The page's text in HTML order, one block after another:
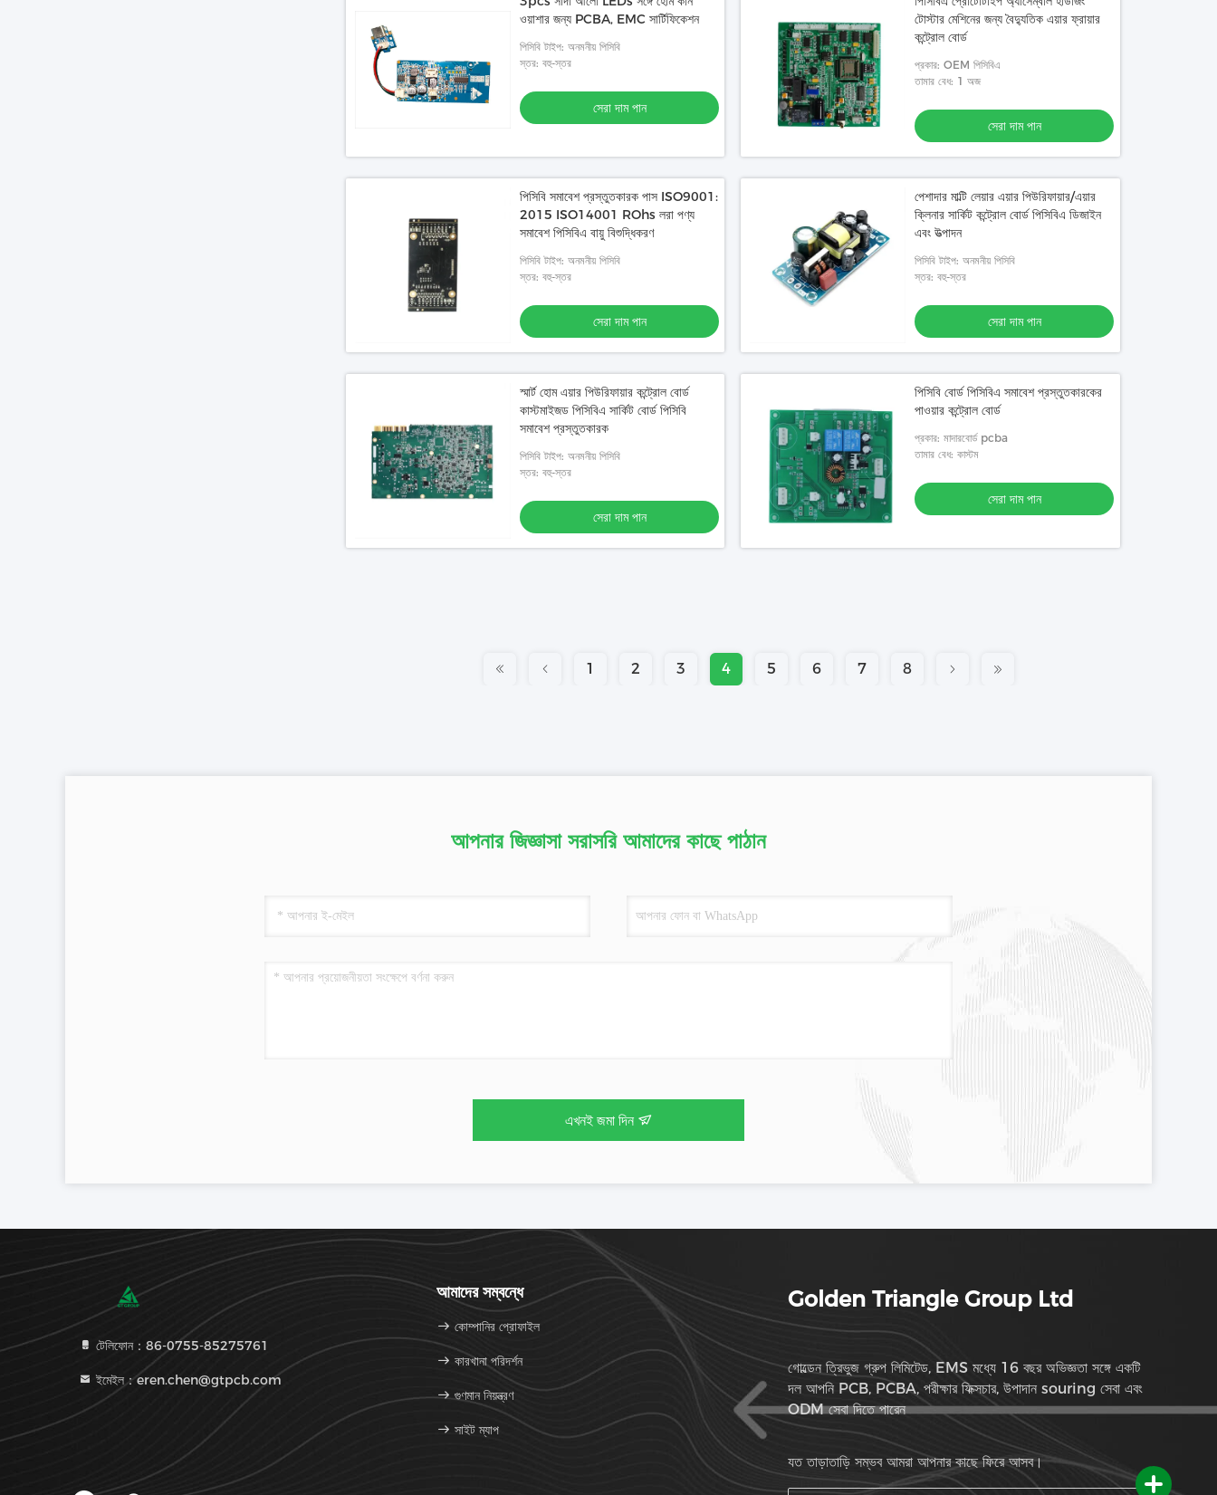
ওয়াশার জন্য PCBA, EMC সার্টিফিকেশন
পিসিবি টাইপ: অনমনীয় পিসিবি
স্তর: বহু-স্তর
সেরা দাম পান
টোস্টার মেশিনের জন্য বৈদ্যুতিক এয়ার ফ্রায়ার
কন্ট্রোল বোর্ড
প্রকার: OEM পিসিবিএ
তামার বেধ: 1 অজ
সেরা দাম পান
পিসিবি সমাবেশ প্রস্তুতকারক পাস ISO9001:
2015 ISO14001 ROhs লরা পণ্য
সমাবেশ পিসিবিএ বায়ু বিশুদ্ধিকরণ
পিসিবি টাইপ: অনমনীয় পিসিবি
স্তর: বহু-স্তর
সেরা দাম পান
পেশাদার মাল্টি লেয়ার এয়ার পিউরিফায়ার/এয়ার
ক্লিনার সার্কিট কন্ট্রোল বোর্ড পিসিবিএ ডিজাইন
এবং উত্পাদন
পিসিবি টাইপ: অনমনীয় পিসিবি
স্তর: বহু-স্তর
সেরা দাম পান
স্মার্ট হোম এয়ার পিউরিফায়ার কন্ট্রোল বোর্ড
কাস্টমাইজড পিসিবিএ সার্কিট বোর্ড পিসিবি
সমাবেশ প্রস্তুতকারক
পিসিবি টাইপ: অনমনীয় পিসিবি
স্তর: বহু-স্তর
সেরা দাম পান
পিসিবি বোর্ড পিসিবিএ সমাবেশ প্রস্তুতকারকের
পাওয়ার কন্ট্রোল বোর্ড
প্রকার: মাদারবোর্ড pcba
তামার বেধ: কাস্টম
সেরা দাম পান
1 2 3 4 5 6 7 8
আপনার জিজ্ঞাসা সরাসরি আমাদের কাছে পাঠান
এখনই জমা দিন
টেলিফোন：86-0755-85275761
ইমেইল：eren.chen@gtpcb.com
আমাদের সম্বন্ধে
কোম্পানির প্রোফাইল
কারখানা পরিদর্শন
গুণমান নিয়ন্ত্রণ
সাইট ম্যাপ
Golden Triangle Group Ltd
গোল্ডেন ত্রিভুজ গ্রুপ লিমিটেড, EMS মধ্যে 16 বছর অভিজ্ঞতা সঙ্গে একটি
দল আপনি PCB, PCBA, পরীক্ষার ফিক্সচার, উপাদান souring সেবা এবং
ODM সেবা দিতে পারেন
যত তাড়াতাড়ি সম্ভব আমরা আপনার কাছে ফিরে আসব।